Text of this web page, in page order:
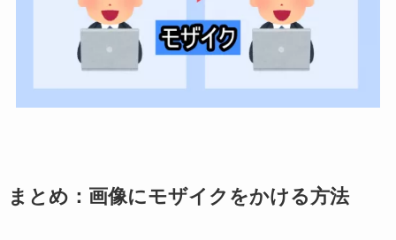
まとめ：画像にモザイクをかける方法